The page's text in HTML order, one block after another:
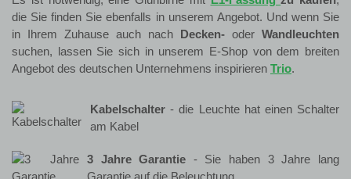
die Sie finden Sie ebenfalls in unserem Angebot. Und wenn Sie
in Ihrem Zuhause auch nach Decken- oder Wandleuchten
suchen, lassen Sie sich in unserem E-Shop von dem breiten
Angebot des deutschen Unternehmens inspirieren Trio.
Kabelschalter - die Leuchte hat einen Schalter
am Kabel
3 Jahre Garantie - Sie haben 3 Jahre lang
Garantie auf die Beleuchtung